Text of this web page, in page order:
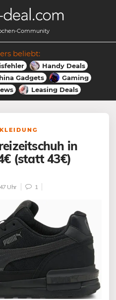
Community
beliebt:
Handy Deals
Gadgets
Gaming
Leasing Deals
in
(statt 43€)
Uhr 1